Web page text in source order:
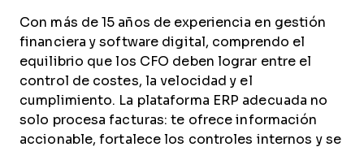
Con más de 15 años de experiencia en gestión
financiera y software digital, comprendo el
equilibrio que los CFO deben lograr entre el
control de costes, la velocidad y el
cumplimiento. La plataforma ERP adecuada no
solo procesa facturas: te ofrece información
accionable, fortalece los controles internos y se